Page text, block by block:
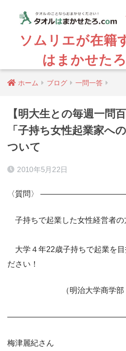
ソムリエが在籍
はまかせた
ホーム ブログ 一問一答
【明大生との毎週一問
「子持ち女性起業家へ
ついて
2010年5月22日
〈質問〉
子持ちで起業した女性経営者の
大学４年22歳子持ちで起業を目
ださい！
（明治大学商学部 梅
梅津麗紀さん